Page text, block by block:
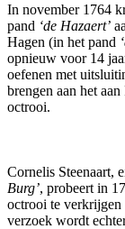
In november 1764
pand ‘de Hazaert’
Hagen (in het pand
opnieuw voor 14
oefenen met
brengen aan het
octrooi.
Cornelis Steenaart,
Burg’, probeert in
octrooi te
verzoek wordt